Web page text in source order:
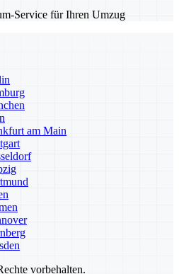
Service für Ihren Umzug
am Main
vorbehalten.